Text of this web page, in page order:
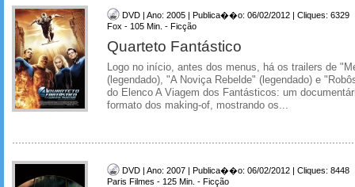
DVD | Ano: 2005 | Publica��o: 06/02/2012 | Cliques: 6329
Fox - 105 Min. - Ficção
Quarteto Fantástico
Logo no início, antes dos menus, há os trailers de
(legendado), "A Noviça Rebelde" (legendado) e
do Elenco A Viagem dos Fantásticos: um
formato dos making-of, mostrando os...
DVD | Ano: 2007 | Publica��o: 06/02/2012 | Cliques: 8448
Paris Filmes - 125 Min. - Ficção